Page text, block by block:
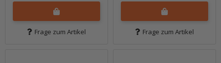
Frage zum Artikel Frage zum Artikel